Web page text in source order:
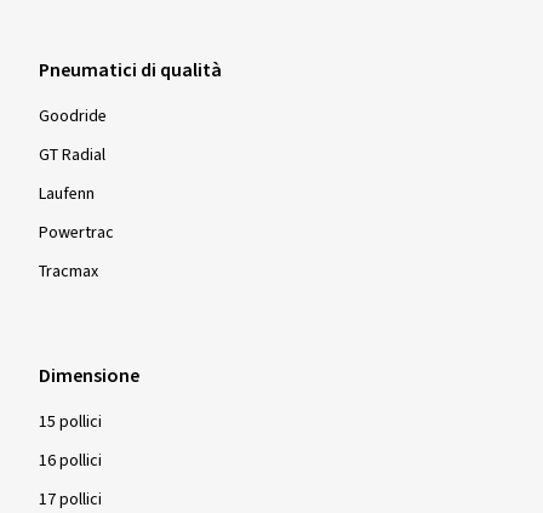
Pneumatici di qualità
Goodride
GT Radial
Laufenn
Powertrac
Tracmax
Dimensione
15 pollici
16 pollici
17 pollici